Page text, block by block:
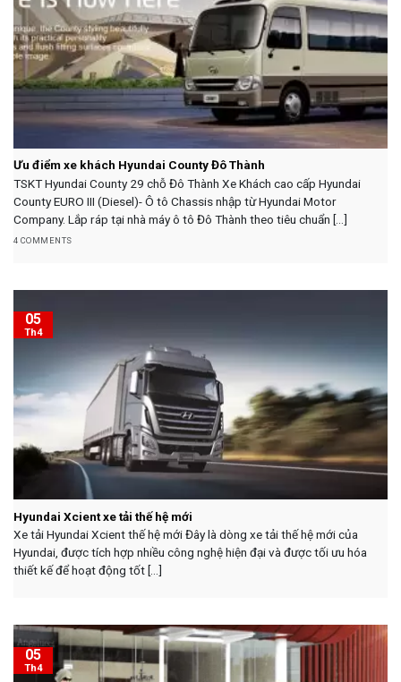
Ưu điểm xe khách Hyundai County Đô Thành
TSKT Hyundai County 29 chỗ Đô Thành Xe Khách cao cấp Hyundai
County EURO III (Diesel)- Ô tô Chassis nhập từ Hyundai Motor
Company. Lắp ráp tại nhà máy ô tô Đô Thành theo tiêu chuẩn [...]
4 COMMENTS
Hyundai Xcient xe tải thế hệ mới
Xe tải Hyundai Xcient thế hệ mới Đây là dòng xe tải thế hệ mới của
Hyundai, được tích hợp nhiều công nghệ hiện đại và được tối ưu hóa
thiết kế để hoạt động tốt [...]
05
Th4
05
Th4